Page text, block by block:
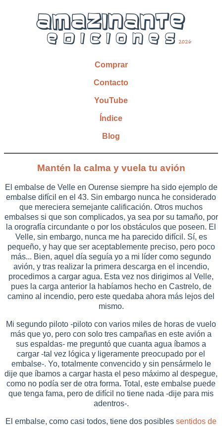
Comprar
Contacto
YouTube
Índice
Blog
Mantén la calma y vuela tu avión
El embalse de Velle en Ourense siempre ha sido ejemplo de
embalse difícil en el 43. Sin embargo nunca he considerado
que mereciera semejante calificación. Otros muchos
embalses si que son complicados, ya sea por su tamaño, por
la orografía circundante o por los obstáculos que poseen. El
Velle, sin embargo, nunca me ha parecido difícil. Sí, es
pequeño, y hay que ser aceptablemente preciso, pero poco
más... Bien, aquel día seguía yo a mi líder como segundo
avión, y tras realizar la primera descarga en el incendio,
procedimos a cargar agua. Esta vez nos dirigimos al Velle,
pues la carga anterior la habíamos hecho en Castrelo, de
camino al incendio, pero este quedaba ahora más lejos del
mismo.
Mi segundo piloto -piloto con varios miles de horas de vuelo
más que yo, pero con solo tres campañas en este avión a
sus espaldas- me preguntó que cuanta agua íbamos a
cargar -tal vez lógica y ligeramente preocupado por el
embalse-. Yo, totalmente convencido y sin pensármelo le
dije que íbamos a cargar hasta el peso máximo al despegue,
como no podía ser de otra forma. Total, este embalse puede
que tenga fama, pero de difícil no tiene nada -dije para mis
adentros-.
El embalse, como casi todos, tiene dos posibles sentidos de